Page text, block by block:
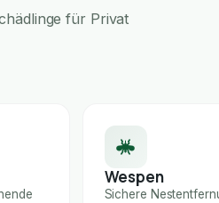
für Privat
Wespen
Sichere